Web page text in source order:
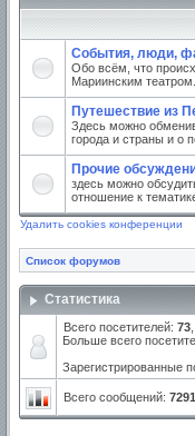
События, люди,
Обо всём, что
Мариинским театром.
Путешествие из
Здесь можно
города и страны и о
Прочие
здесь можно
отношение к
Удалить cookies конференции
Список форумов
Статистика
Всего посетителей: 73
Больше всего
Зарегистрированные
Всего сообщений: